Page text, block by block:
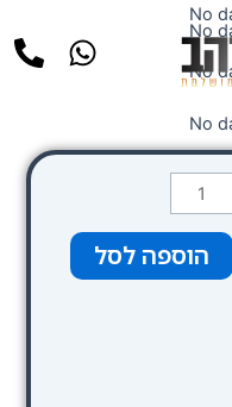
No
No
No
No
כמות
של
Thistle
Piccadilly
הוספה לסל